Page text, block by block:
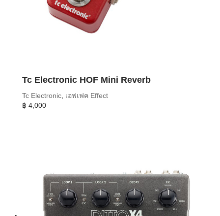
Tc Electronic HOF Mini Reverb
Tc Electronic เอฟเฟค Effect
฿ 4,000